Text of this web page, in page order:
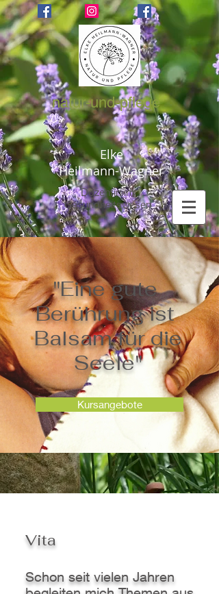
natur-und-pflege
Elke
Heilmann-Wagner
Dozentin im
Gesundheitswesen
"Eine gute
Berührung ist
Balsam für die
Seele"
Kursangebote
Vita
Schon seit vielen Jahren